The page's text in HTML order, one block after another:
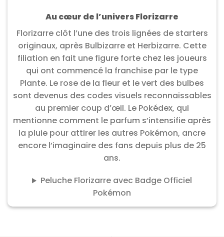
Au cœur de l’univers Florizarre
Florizarre clôt l’une des trois lignées de starters
originaux, après Bulbizarre et Herbizarre. Cette
filiation en fait une figure forte chez les joueurs
qui ont commencé la franchise par le type
Plante. Le rose de la fleur et le vert des bulbes
sont devenus des codes visuels reconnaissables
au premier coup d’œil. Le Pokédex, qui
mentionne comment le parfum s’intensifie après
la pluie pour attirer les autres Pokémon, ancre
encore l’imaginaire des fans depuis plus de 25
ans.
Peluche Florizarre avec Badge Officiel
Pokémon